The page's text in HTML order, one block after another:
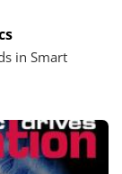
in Smart